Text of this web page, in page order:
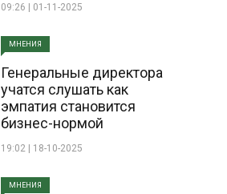
09:26 | 01-11-2025
МНЕНИЯ
Генеральные директора
учатся слушать как
эмпатия становится
бизнес-нормой
19:02 | 18-10-2025
МНЕНИЯ